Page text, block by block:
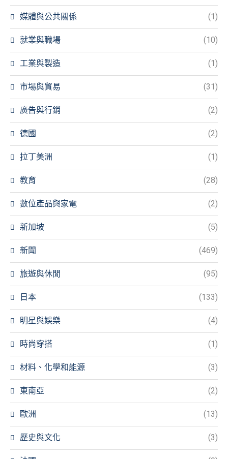
媒體與公共關係 (1)
就業與職場 (10)
工業與製造 (1)
市場與貿易 (31)
廣告與行銷 (2)
德國 (2)
拉丁美洲 (1)
教育 (28)
數位產品與家電 (2)
新加坡 (5)
新聞 (469)
旅遊與休閒 (95)
日本 (133)
明星與娛樂 (4)
時尚穿搭 (1)
材料、化學和能源 (3)
東南亞 (2)
歐洲 (13)
歷史與文化 (3)